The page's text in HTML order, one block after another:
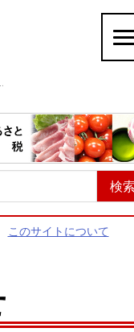
このサイトについて